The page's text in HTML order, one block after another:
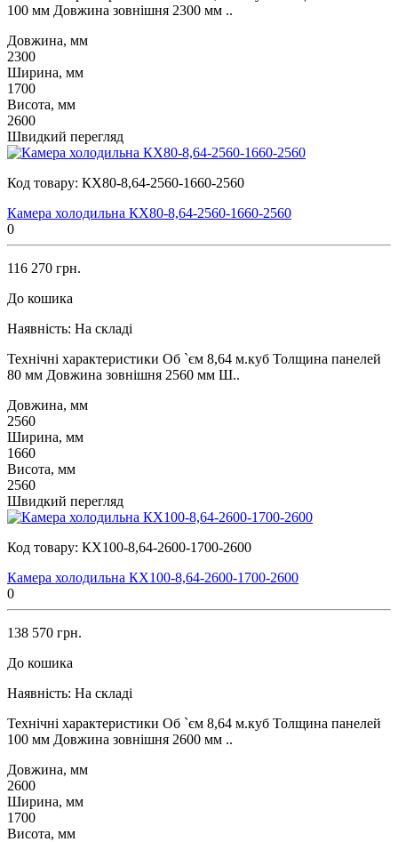
100 мм Довжина зовнішня 2300 мм ..
Довжина, мм
2300
Ширина, мм
1700
Висота, мм
2600
Швидкий перегляд
Код товару: КХ80-8,64-2560-1660-2560
Камера холодильна КХ80-8,64-2560-1660-2560
0
116 270 грн.
До кошика
Наявність: На складі
Технічні характеристики Об `єм 8,64 м.куб Толщина панелей
80 мм Довжина зовнішня 2560 мм Ш..
Довжина, мм
2560
Ширина, мм
1660
Висота, мм
2560
Швидкий перегляд
Код товару: КХ100-8,64-2600-1700-2600
Камера холодильна КХ100-8,64-2600-1700-2600
0
138 570 грн.
До кошика
Наявність: На складі
Технічні характеристики Об `єм 8,64 м.куб Толщина панелей
100 мм Довжина зовнішня 2600 мм ..
Довжина, мм
2600
Ширина, мм
1700
Висота, мм